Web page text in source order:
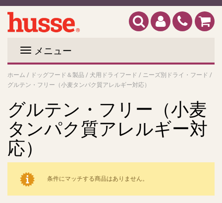
メニュー
ホーム / ドッグフード＆製品 / 犬用ドライフード / ニーズ別ドライ・フード /
グルテン・フリー（小麦タンパク質アレルギー対応）
グルテン・フリー（小麦
タンパク質アレルギー対
応）
条件にマッチする商品はありません。